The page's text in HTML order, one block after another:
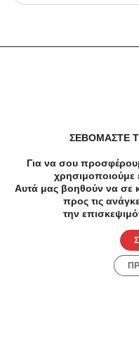
Κατηγορίες
ΣΕΒΟΜΑΣΤΕ
Για να σου
χρησιμοποιούμε
Αυτά μας βοηθούν να σε
προς τις
την